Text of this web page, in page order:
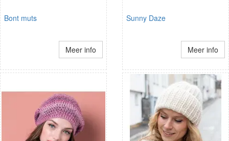
Bont muts
Meer info
Sunny Daze
Meer info